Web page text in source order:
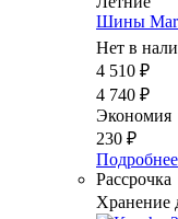
Шины
Нет в
4 510 ₽
4 740 ₽
Экономия
230 ₽
Подробнее
Рассрочка
Хранение